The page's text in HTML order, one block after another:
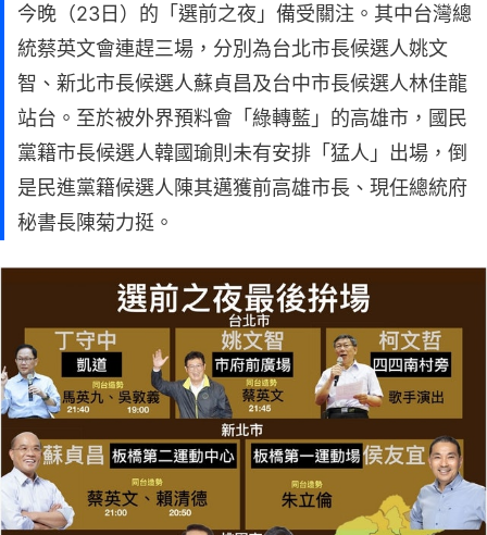
今晚（23日）的「選前之夜」備受關注。其中台灣總
統蔡英文會連趕三場，分別為台北市長候選人姚文
智、新北市長候選人蘇貞昌及台中市長候選人林佳龍
站台。至於被外界預料會「綠轉藍」的高雄市，國民
黨籍市長候選人韓國瑜則未有安排「猛人」出場，倒
是民進黨籍候選人陳其邁獲前高雄市長、現任總統府
秘書長陳菊力挺。